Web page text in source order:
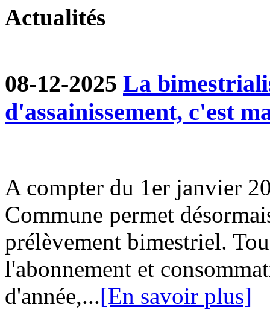
Actualités
08-12-2025 La
d'assainissement, c'est
A compter du 1er janvier
Commune permet
prélèvement bimestriel.
l'abonnement et
d'année,...[En savoir plus]